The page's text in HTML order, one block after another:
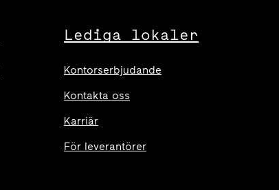
Lediga lokaler
Kontorserbjudande
Kontakta oss
Karriär
För leverantörer